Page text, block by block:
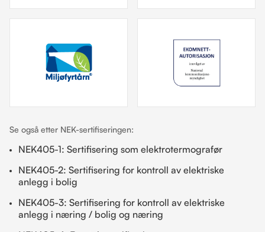
Se også etter NEK-sertifiseringen:
NEK405-1: Sertifisering som elektrotermografør
NEK405-2: Sertifisering for kontroll av elektriske
anlegg i bolig
NEK405-3: Sertifisering for kontroll av elektriske
anlegg i næring / bolig og næring